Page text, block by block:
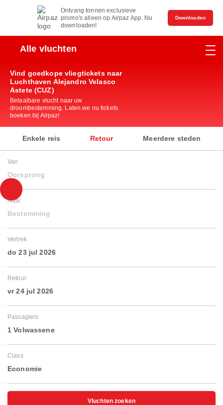
Ontvang tonnen exclusieve
promo's alleen op Airpaz App. Nu
downloaden!
Downloaden
Alle vluchten
Vind goedkope vliegtickets naar
Luchthaven Alejandro Velasco
Astete (CUZ)
Betaalbare vlucht naar uw
droombestemming. Laten we nu tickets
boeken bij Airpaz!
Enkele reis Retour Meerdere steden
Van
Oorsprong
Naar
Bestemming
Vertrek
do 23 jul 2026
Retour
vr 24 jul 2026
Passagiers
1 Volwassene
Class
Economie
Vluchten zoeken